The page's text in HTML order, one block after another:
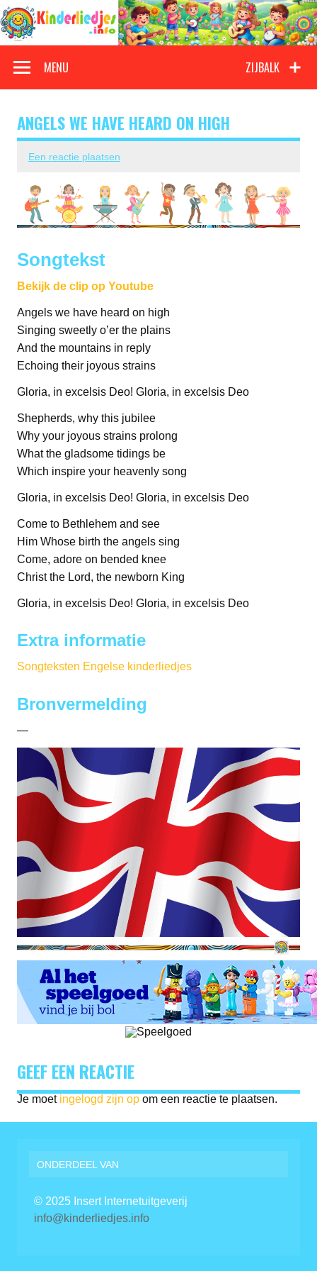
Doorgaan
naar
inhoud
Kinderliedjes
ZIJBALK
MENU
ANGELS WE HAVE HEARD ON HIGH
Een reactie plaatsen
Songtekst
Bekijk de clip op Youtube
Angels we have heard on high
Singing sweetly o’er the plains
And the mountains in reply
Echoing their joyous strains
Gloria, in excelsis Deo! Gloria, in excelsis Deo
Shepherds, why this jubilee
Why your joyous strains prolong
What the gladsome tidings be
Which inspire your heavenly song
Gloria, in excelsis Deo! Gloria, in excelsis Deo
Come to Bethlehem and see
Him Whose birth the angels sing
Come, adore on bended knee
Christ the Lord, the newborn King
Gloria, in excelsis Deo! Gloria, in excelsis Deo
Extra informatie
Songteksten Engelse kinderliedjes
Bronvermelding
—
GEEF EEN REACTIE
Je moet ingelogd zijn op om een reactie te plaatsen.
ONDERDEEL VAN
© 2025 Insert Internetuitgeverij
info@kinderliedjes.info